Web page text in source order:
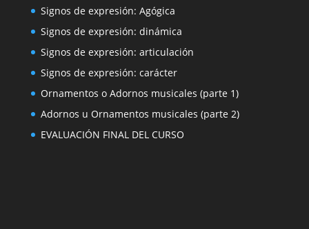
Signos de expresión: Agógica
Signos de expresión: dinámica
Signos de expresión: articulación
Signos de expresión: carácter
Ornamentos o Adornos musicales (parte 1)
Adornos u Ornamentos musicales (parte 2)
EVALUACIÓN FINAL DEL CURSO